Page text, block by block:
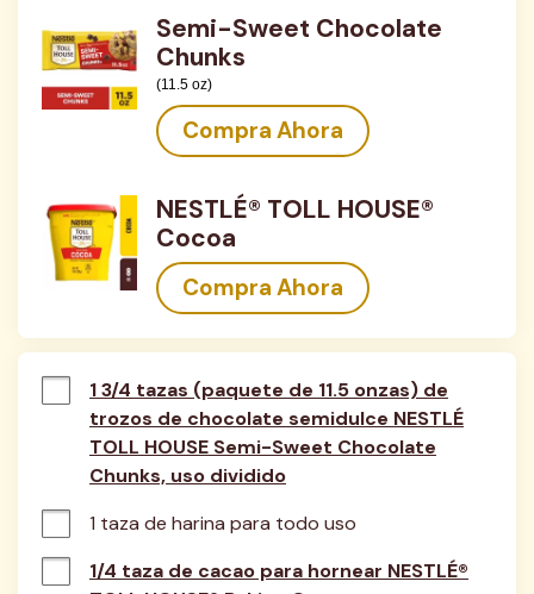
Semi-Sweet Chocolate
Chunks
(11.5 oz)
Compra Ahora
NESTLÉ® TOLL HOUSE®
Cocoa
Compra Ahora
1 3/4 tazas (paquete de 11.5 onzas) de
trozos de chocolate semidulce NESTLÉ
TOLL HOUSE Semi-Sweet Chocolate
Chunks, uso dividido
1 taza de harina para todo uso
1/4 taza de cacao para hornear NESTLÉ®